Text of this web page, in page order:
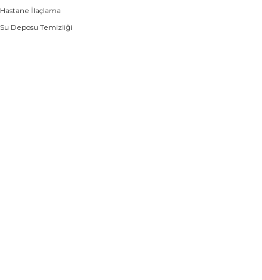
Hastane İlaçlama
Su Deposu Temizliği